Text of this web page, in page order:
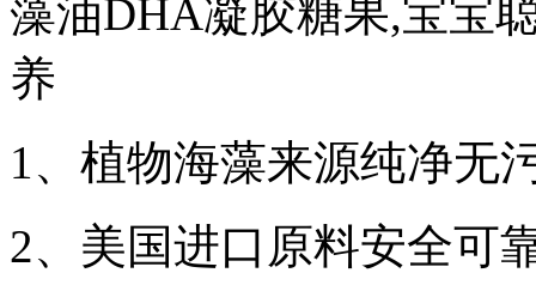
藻油DHA凝胶糖果,宝宝
养
1、植物海藻来源纯净无
2、美国进口原料安全可